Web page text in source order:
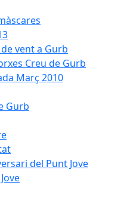
vent a Gurb
Creu de Gurb
Març 2010
Gurb
del Punt Jove